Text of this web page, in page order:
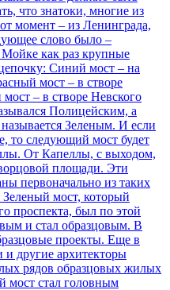
что знатоки, многие из
момент – из Ленинграда,
слово было –
как раз крупные
Синий мост – на
мост – в створе
– в створе Невского
Полицейским, а
Зеленым. И если
то следующий мост будет
От Капеллы, с выходом,
площади. Эти
первоначально из таких
мост, который
проспекта, был по этой
и стал образцовым. В
проекты. Еще в
другие архитекторы
рядов образцовых жилых
стал головным